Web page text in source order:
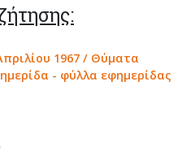
1967 / Θύματα
- φύλλα εφημερίδας